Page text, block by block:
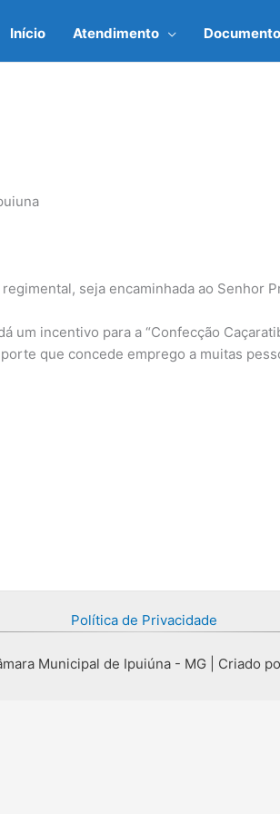
Início Atendimento
seja encaminhada ao Senhor
um incentivo para a “Confecção
que concede emprego a muitas
Política de Privacidade
Municipal de Ipuiúna - MG | Criado